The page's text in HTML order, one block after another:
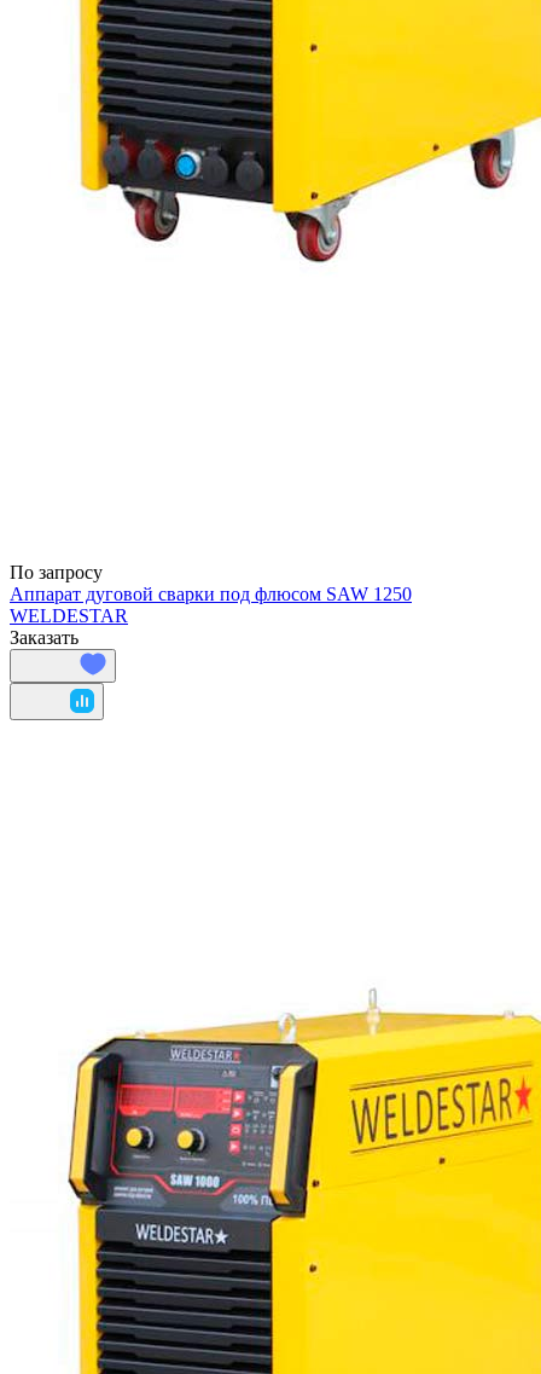
По запросу
Аппарат дуговой сварки под флюсом SAW 1250
WELDESTAR
Заказать